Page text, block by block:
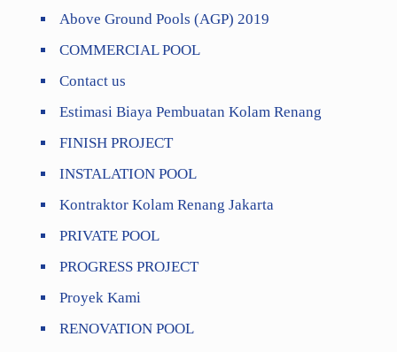
Above Ground Pools (AGP) 2019
COMMERCIAL POOL
Contact us
Estimasi Biaya Pembuatan Kolam Renang
FINISH PROJECT
INSTALATION POOL
Kontraktor Kolam Renang Jakarta
PRIVATE POOL
PROGRESS PROJECT
Proyek Kami
RENOVATION POOL